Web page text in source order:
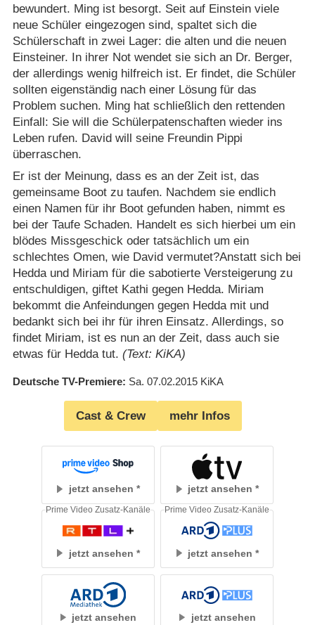
bewundert. Ming ist besorgt. Seit auf Einstein viele
neue Schüler eingezogen sind, spaltet sich die
Schülerschaft in zwei Lager: die alten und die neuen
Einsteiner. In ihrer Not wendet sie sich an Dr. Berger,
der allerdings wenig hilfreich ist. Er findet, die Schüler
sollten eigenständig nach einer Lösung für das
Problem suchen. Ming hat schließlich den rettenden
Einfall: Sie will die Schülerpatenschaften wieder ins
Leben rufen. David will seine Freundin Pippi
überraschen.
Er ist der Meinung, dass es an der Zeit ist, das
gemeinsame Boot zu taufen. Nachdem sie endlich
einen Namen für ihr Boot gefunden haben, nimmt es
bei der Taufe Schaden. Handelt es sich hierbei um ein
blödes Missgeschick oder tatsächlich um ein
schlechtes Omen, wie David vermutet?Anstatt sich bei
Hedda und Miriam für die sabotierte Versteigerung zu
entschuldigen, giftet Kathi gegen Hedda. Miriam
bekommt die Anfeindungen gegen Hedda mit und
bedankt sich bei ihr für ihren Einsatz. Allerdings, so
findet Miriam, ist es nun an der Zeit, dass auch sie
etwas für Hedda tut. (Text: KiKA)
Deutsche TV-Premiere Sa. 07.02.2015 KiKA
Cast & Crew mehr Infos
jetzt ansehen jetzt ansehen
jetzt ansehen
Prime Video Zusatz-Kanäle
jetzt ansehen
Prime Video Zusatz-Kanäle
jetzt ansehen jetzt ansehen